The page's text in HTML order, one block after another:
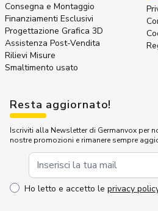
Consegna e Montaggio
Finanziamenti Esclusivi
Progettazione Grafica 3D
Assistenza Post-Vendita
Rilievi Misure
Smaltimento usato
Resta aggiornato!
Iscriviti alla Newsletter di Germanvox per
nostre promozioni e rimanere sempre
Ho letto e accetto le privacy